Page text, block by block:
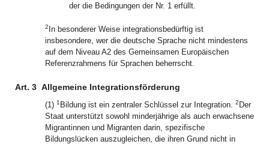
der die Bedingungen der Nr. 1 erfüllt.
2 In besonderer Weise integrationsbedürftig ist
insbesondere, wer die deutsche Sprache nicht mindestens
auf dem Niveau A2 des Gemeinsamen Europäischen
Referenzrahmens für Sprachen beherrscht.
Art. 3 Allgemeine Integrationsförderung
(1) 1 Bildung ist ein zentraler Schlüssel zur Integration. 2 Der
Staat unterstützt sowohl minderjährige als auch erwachsene
Migrantinnen und Migranten darin, spezifische
Bildungslücken auszugleichen, die ihren Grund nicht in